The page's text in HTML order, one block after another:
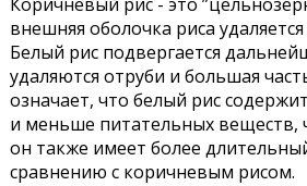
Коричневый рис - это
внешняя оболочка риса
Белый рис подвергается
удаляются отруби и большая
означает, что белый рис
и меньше питательных веществ,
он также имеет более
сравнению с коричневым рисом.